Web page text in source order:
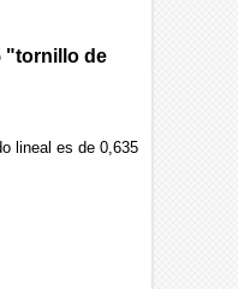
"tornillo de
lineal es de 0,635